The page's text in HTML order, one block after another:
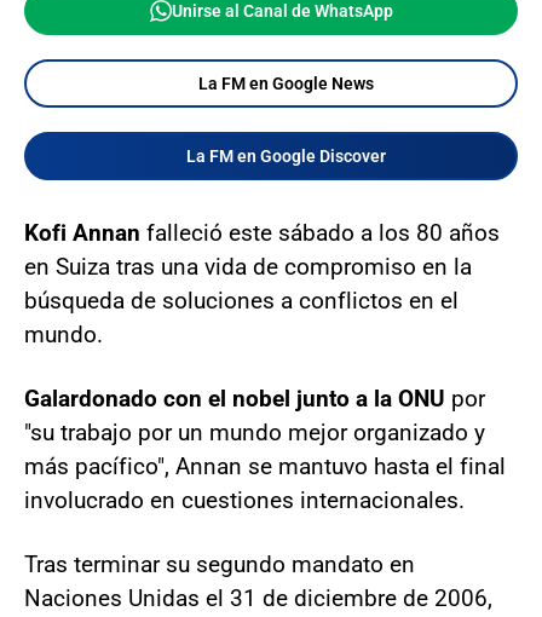
Unirse al Canal de WhatsApp
La FM en Google News
La FM en Google Discover
Kofi Annan falleció este sábado a los 80 años
en Suiza tras una vida de compromiso en la
búsqueda de soluciones a conflictos en el
mundo.
Galardonado con el nobel junto a la ONU por
"su trabajo por un mundo mejor organizado y
más pacífico", Annan se mantuvo hasta el final
involucrado en cuestiones internacionales.
Tras terminar su segundo mandato en
Naciones Unidas el 31 de diciembre de 2006,